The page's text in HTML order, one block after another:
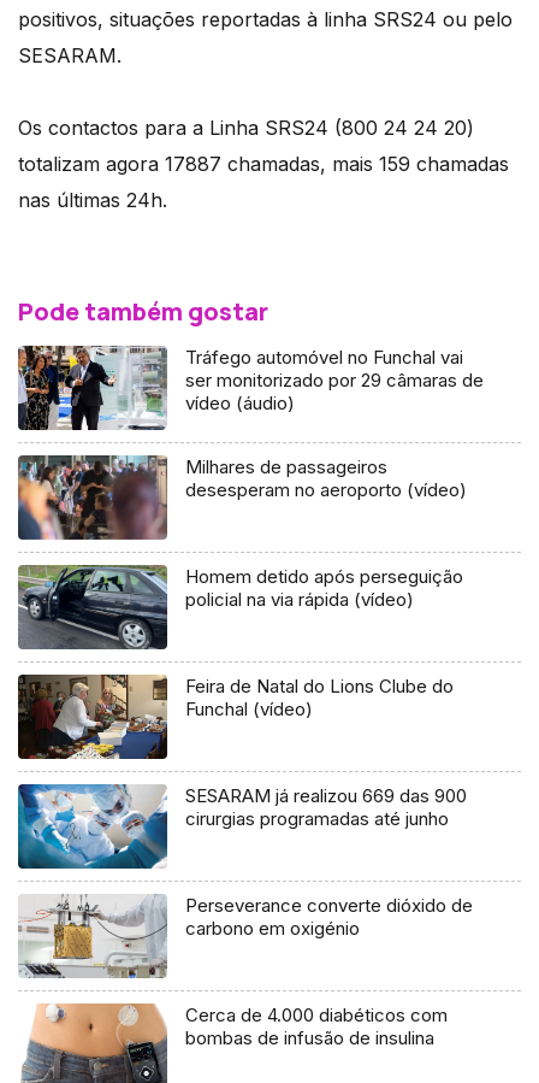
positivos, situações reportadas à linha SRS24 ou pelo
SESARAM.
Os contactos para a Linha SRS24 (800 24 24 20)
totalizam agora 17887 chamadas, mais 159 chamadas
nas últimas 24h.
Pode também gostar
Tráfego automóvel no Funchal vai
ser monitorizado por 29 câmaras de
vídeo (áudio)
Milhares de passageiros
desesperam no aeroporto (vídeo)
Homem detido após perseguição
policial na via rápida (vídeo)
Feira de Natal do Lions Clube do
Funchal (vídeo)
SESARAM já realizou 669 das 900
cirurgias programadas até junho
Perseverance converte dióxido de
carbono em oxigénio
Cerca de 4.000 diabéticos com
bombas de infusão de insulina